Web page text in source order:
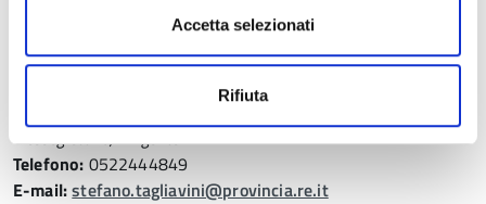
Accetta selezionati
Rifiuta
Persona referente
Vicesegretario, Dirigente
Telefono: 0522444849
E-mail:stefano.tagliavini@provincia.re.it